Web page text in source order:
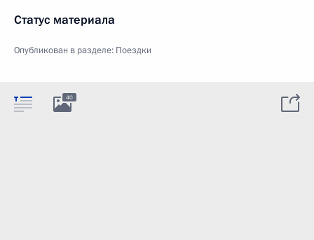
Статус материала
Опубликован в разделе: Поездки
40